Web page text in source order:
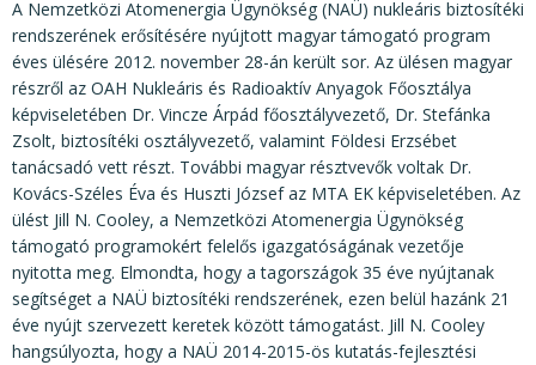
A Nemzetközi Atomenergia Ügynökség (NAÜ) nukleáris biztosítéki
rendszerének erősítésére nyújtott magyar támogató program
éves ülésére 2012. november 28-án került sor. Az ülésen magyar
részről az OAH Nukleáris és Radioaktív Anyagok Főosztálya
képviseletében Dr. Vincze Árpád főosztályvezető, Dr. Stefánka
Zsolt, biztosítéki osztályvezető, valamint Földesi Erzsébet
tanácsadó vett részt. További magyar résztvevők voltak Dr.
Kovács-Széles Éva és Huszti József az MTA EK képviseletében. Az
ülést Jill N. Cooley, a Nemzetközi Atomenergia Ügynökség
támogató programokért felelős igazgatóságának vezetője
nyitotta meg. Elmondta, hogy a tagországok 35 éve nyújtanak
segítséget a NAÜ biztosítéki rendszerének, ezen belül hazánk 21
éve nyújt szervezett keretek között támogatást. Jill N. Cooley
hangsúlyozta, hogy a NAÜ 2014-2015-ös kutatás-fejlesztési